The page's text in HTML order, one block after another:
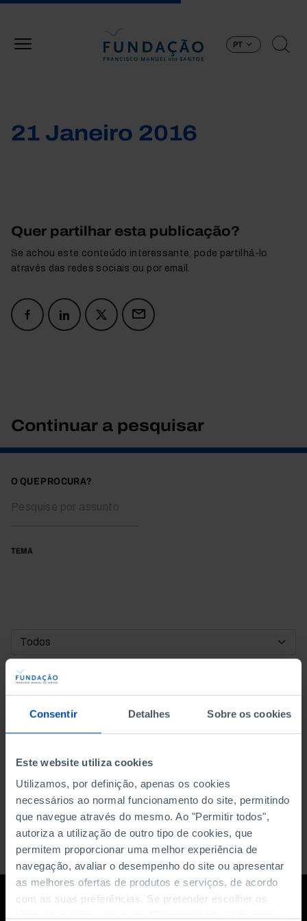
Consentir Detalhes Sobre os cookies
Este website utiliza cookies
Utilizamos, por definição, apenas os cookies
necessários ao normal funcionamento do site, permitindo
que navegue através do mesmo. Ao "Permitir todos",
autoriza a utilização de outro tipo de cookies, que
permitem proporcionar uma melhor experiência de
navegação, avaliar o desempenho do site ou apresentar
as melhores ofertas de produtos e serviços, de acordo
com as suas preferências. Se pretender escolher os
PT
21 Janeiro 2016
Quer partilhar esta publicação?
Se achou este conteúdo interessante, pode partilhá-lo
através das redes sociais ou por email.
Continuar a pesquisar
O QUE PROCURA?
TEMA
DATA DE INÍCIO
DATA DE FIM